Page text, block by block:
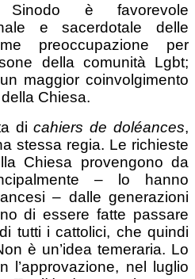
è favorevole
e sacerdotale delle
preoccupazione per
della comunità Lgbt;
maggior coinvolgimento
Chiesa.
dicahiers de doléances,
stessa regia. Le richieste
Chiesa provengono da
– lo hanno
– dalle generazioni
di essere fatte passare
tutti i cattolici, che quindi
è un’idea temeraria. Lo
l’approvazione, nel luglio